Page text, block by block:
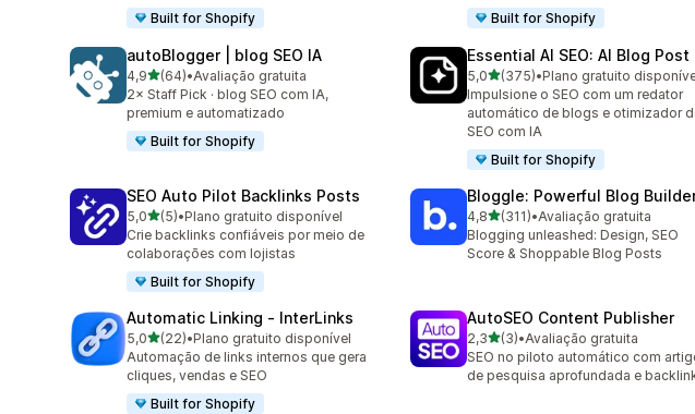
Built for Shopify
Built for Shopify
autoBlogger | blog SEO IA
4,9de 5 estrelas
(64)
64 avaliações ao todo
•Avaliação gratuita
2× Staff Pick · blog SEO com IA,
premium e automatizado
Built for Shopify
Essential AI SEO: AI Blog Post
5,0de 5 estrelas
(375)
375 avaliações ao todo
•Plano gratuito
Impulsione o SEO com um redator
automático de blogs e otimizador
SEO com IA
Built for Shopify
SEO Auto Pilot Backlinks Posts
5,0de 5 estrelas
(5)
5 avaliações ao todo
•Plano gratuito disponível
Crie backlinks confiáveis por meio de
colaborações com lojistas
Built for Shopify
Bloggle: Powerful Blog
4,8de 5 estrelas
(311)
311 avaliações ao todo
•Avaliação gratuita
Blogging unleashed: Design, SEO
Score & Shoppable Blog Posts
Automatic Linking ‑ InterLinks
5,0de 5 estrelas
(22)
22 avaliações ao todo
•Plano gratuito disponível
Automação de links internos que gera
cliques, vendas e SEO
Built for Shopify
AutoSEO Content Publisher
2,3de 5 estrelas
(3)
3 avaliações ao todo
•Avaliação gratuita
SEO no piloto automático com
de pesquisa aprofundada e